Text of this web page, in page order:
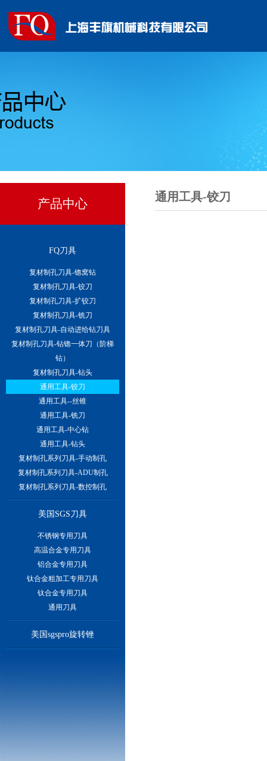
产品中心
FQ刀具
复材制孔刀具-锪窝钻
复材制孔刀具-铰刀
复材制孔刀具-扩铰刀
复材制孔刀具-铣刀
复材制孔刀具-自动进给钻刀具
复材制孔刀具-钻锪一体刀（阶梯
钻）
复材制孔刀具-钻头
通用工具-铰刀
通用工具--丝锥
通用工具-铣刀
通用工具-中心钻
通用工具-钻头
复材制孔系列刀具-手动制孔
复材制孔系列刀具-ADU制孔
复材制孔系列刀具-数控制孔
美国SGS刀具
不锈钢专用刀具
高温合金专用刀具
铝合金专用刀具
钛合金粗加工专用刀具
钛合金专用刀具
通用刀具
美国sgspro旋转锉
通用工具-铰刀